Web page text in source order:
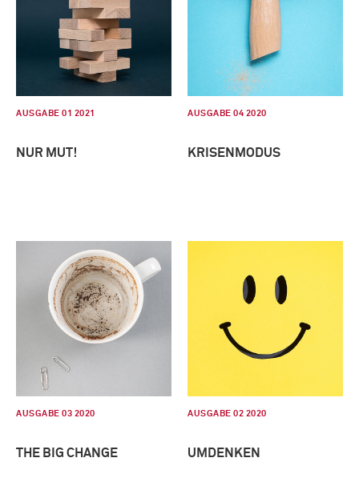
AUSGABE 01 2021
NUR MUT!
AUSGABE 04 2020
KRISENMODUS
AUSGABE 03 2020
THE BIG CHANGE
AUSGABE 02 2020
UMDENKEN